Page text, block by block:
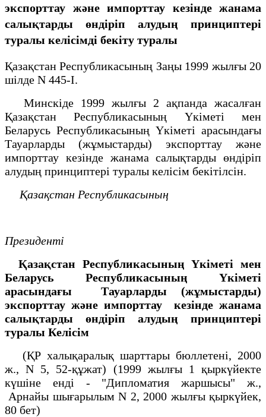
экспорттау және импорттау кезінде жанама
салықтарды өндіріп алудың принциптері
туралы келісімді бекіту туралы
Қазақстан Республикасының Заңы 1999 жылғы 20
шілде N 445-I.
Минскіде 1999 жылғы 2 ақпанда жасалған
Қазақстан Республикасының Үкіметі мен
Беларусь Республикасының Үкіметі арасындағы
Тауарларды (жұмыстарды) экспорттау және
импорттау кезінде жанама салықтарды өндіріп
алудың принциптері туралы келісім бекітілсін.
Қазақстан Республикасының
Президенті
Қазақстан Республикасының Үкiметi мен
Беларусь Республикасының Yкiметi
арасындағы Тауарларды (жұмыстарды)
экспорттау және импорттау кезiнде жанама
салықтарды өндiрiп алудың принциптерi
туралы Келісім
(ҚР халықаралық шарттары бюллетені, 2000
ж., N 5, 52-құжат) (1999 жылғы 1 қыркүйекте
күшіне енді - "Дипломатия жаршысы" ж.,
Арнайы шығарылым N 2, 2000 жылғы қыркүйек,
80 бет)